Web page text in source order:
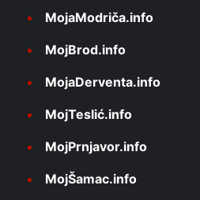
MojaModriča.info
MojBrod.info
MojaDerventa.info
MojTeslić.info
MojPrnjavor.info
MojŠamac.info